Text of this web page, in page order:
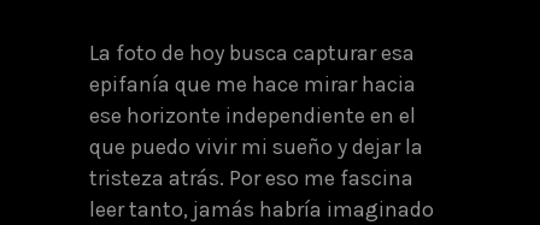
La foto de hoy busca capturar esa
epifanía que me hace mirar hacia
ese horizonte independiente en el
que puedo vivir mi sueño y dejar la
tristeza atrás. Por eso me fascina
leer tanto, jamás habría imaginado